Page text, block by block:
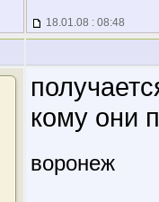
18.01.08 : 08:48
кому они
воронеж